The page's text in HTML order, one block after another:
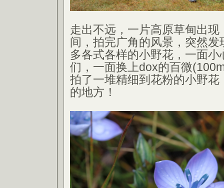
走出不远，一片高原草甸出
间，拍完广角的风景，突然
多各式各样的小野花，一面
们，一面换上dox的百微
拍了一堆精细到花粉的小野花
的地方！